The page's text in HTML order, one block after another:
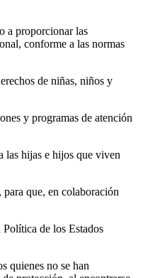
a proporcionar las
conforme a las normas
de niñas, niños y
y programas de atención
las hijas e hijos que viven
que, en colaboración
de los Estados
quienes no se han